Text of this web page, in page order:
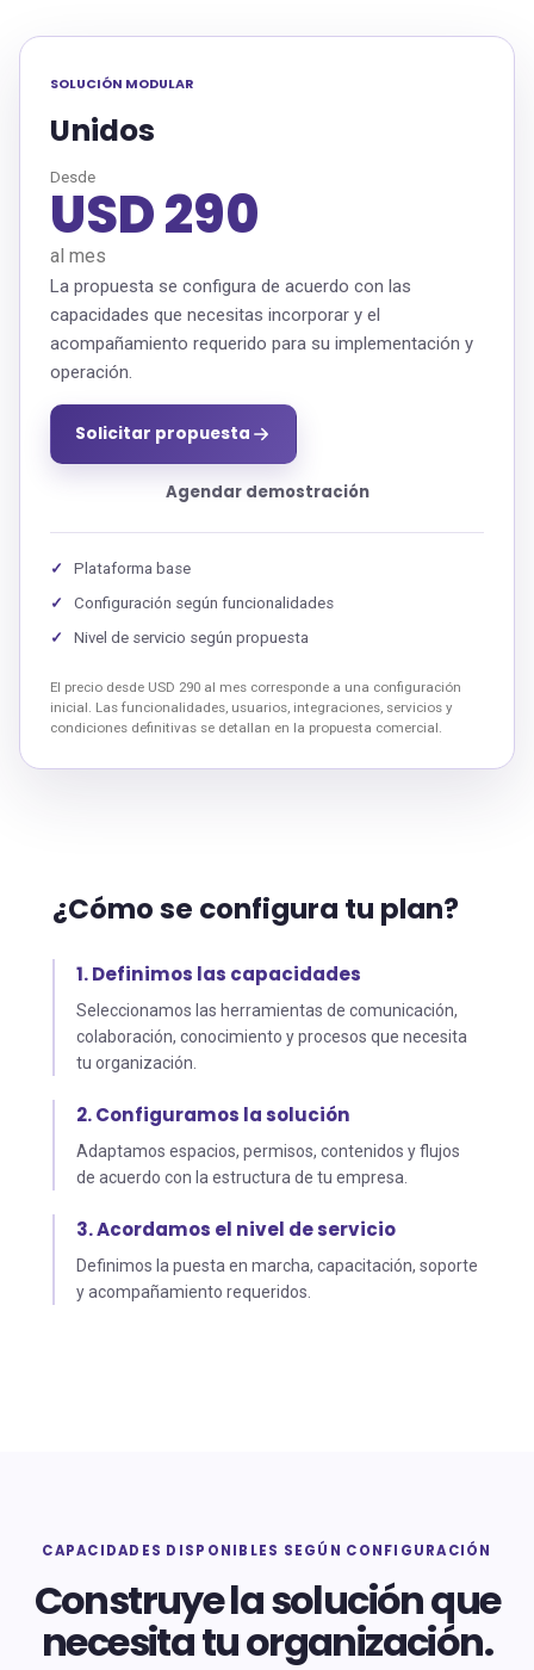
SOLUCIÓN MODULAR
Unidos
Desde
USD 290
al mes
La propuesta se configura de acuerdo con las
capacidades que necesitas incorporar y el
acompañamiento requerido para su implementación y
operación.
Solicitar propuesta
Agendar demostración
Plataforma base
Configuración según funcionalidades
Nivel de servicio según propuesta
El precio desde USD 290 al mes corresponde a una configuración
inicial. Las funcionalidades, usuarios, integraciones, servicios y
condiciones definitivas se detallan en la propuesta comercial.
¿Cómo se configura tu plan?
1. Definimos las capacidades
Seleccionamos las herramientas de comunicación,
colaboración, conocimiento y procesos que necesita
tu organización.
2. Configuramos la solución
Adaptamos espacios, permisos, contenidos y flujos
de acuerdo con la estructura de tu empresa.
3. Acordamos el nivel de servicio
Definimos la puesta en marcha, capacitación, soporte
y acompañamiento requeridos.
CAPACIDADES DISPONIBLES SEGÚN CONFIGURACIÓN
Construye la solución que
necesita tu organización.